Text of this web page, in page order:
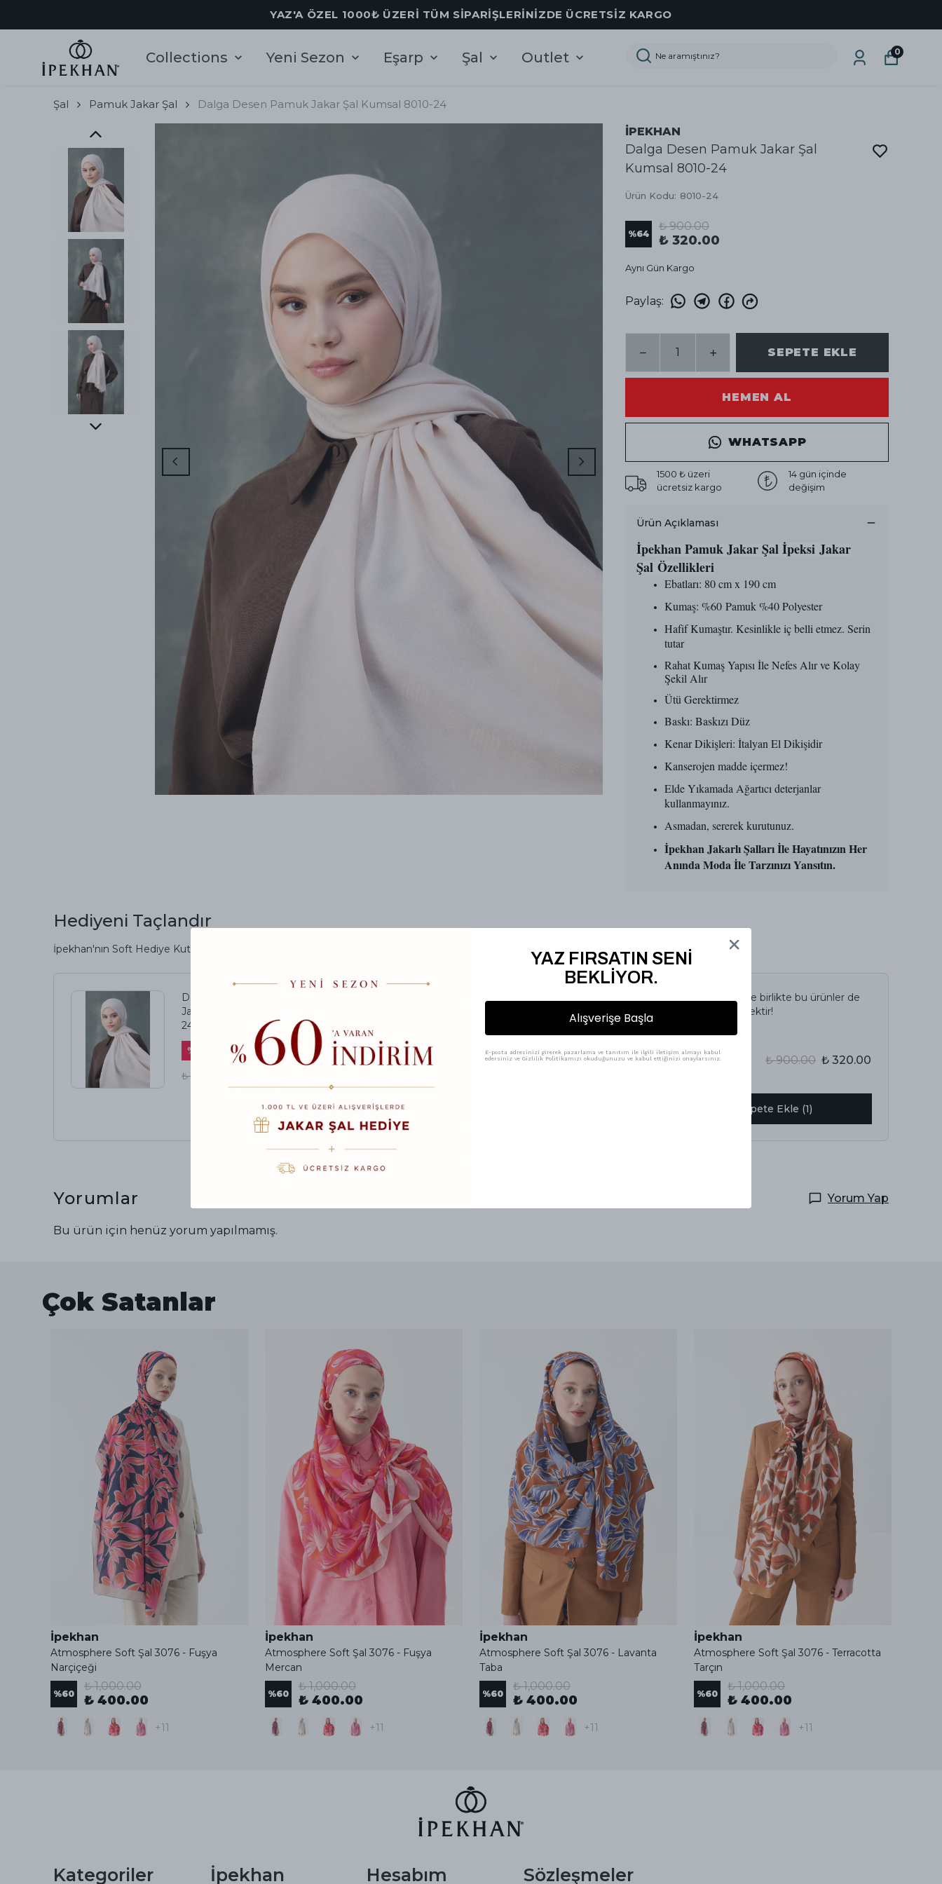
YAZ'A ÖZEL 1000₺ ÜZERİ TÜM SİPARİŞLERİNİZDE ÜCRETSİZ KARGO
Collections Yeni Sezon Eşarp Şal Outlet 0
Şal Pamuk Jakar Şal Dalga Desen Pamuk Jakar Şal Kumsal 8010-24
İPEKHAN
Dalga Desen Pamuk Jakar Şal
Kumsal 8010-24
Ürün Kodu: 8010-24
%64
₺ 900.00
₺ 320.00
Aynı Gün Kargo
Paylaş:
SEPETE EKLE
HEMEN AL
WHATSAPP
1500 ₺ üzeri
ücretsiz kargo
14 gün içinde
değişim
Ürün Açıklaması
İpekhan Pamuk Jakar Şalİpeksi Jakar
Şal Özellikleri
Ebatları: 80 cm x 190 cm
Kumaş: %60 Pamuk %40 Polyester
Hafif Kumaştır. Kesinlikle iç belli etmez. Serin
tutar
Rahat Kumaş Yapısı İle Nefes Alır ve Kolay
Şekil Alır
Ütü Gerektirmez
Baskı: Baskızı Düz
Kenar Dikişleri: İtalyan El Dikişidir
Kanserojen madde içermez!
Elde Yıkamada Ağartıcı deterjanlar
kullanmayınız.
Asmadan, sererek kurutunuz.
İpekhan Jakarlı Şalları İle Hayatınızın Her
Anında Moda İle Tarzınızı Yansıtın.
Hediyeni Taçlandır
İpekhan'nın Soft Hediye Kutusu
Dalga Desen Pamuk
Jakar Şal Kumsal 8010-
24
%
₺ 900.00
₺ 100.00 ₺ 75.00
İncelediğiniz ürün ile birlikte bu ürünler de
sepetinize eklenecektir!
Avantajlı Toplam
%64 ₺ 900.00 ₺ 320.00
Birlikte Sepete Ekle (1)
Yorumlar Yorum Yap
Bu ürün için henüz yorum yapılmamış.
Çok Satanlar
İpekhan
Atmosphere Soft Şal 3076 - Fuşya
Narçiçeği
%60
₺ 1,000.00
₺ 400.00
+11
İpekhan
Atmosphere Soft Şal 3076 - Fuşya
Mercan
%60
₺ 1,000.00
₺ 400.00
+11
İpekhan
Atmosphere Soft Şal 3076 - Lavanta
Taba
%60
₺ 1,000.00
₺ 400.00
+11
İpekhan
Atmosphere Soft Şal 3076 - Terracotta
Tarçın
%60
₺ 1,000.00
₺ 400.00
+11
Kategoriler İpekhan Hesabım Sözleşmeler
YAZ FIRSATIN SENİ
BEKLİYOR.
Alışverişe Başla
E-posta adresinizi girerek pazarlama ve tanıtım ile ilgili iletişim almayı kabul
edersiniz ve Gizlilik Politikamızı okuduğunuzu ve kabul ettiğinizi onaylarsınız.